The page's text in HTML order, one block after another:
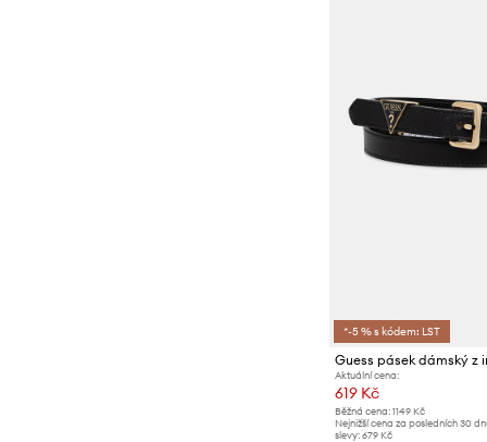
*-5 % s kódem: LST
Aktuální cena:
619 Kč
Běžná cena: 1149 Kč
Nejnižší cena za posledních 30
slevy: 679 Kč